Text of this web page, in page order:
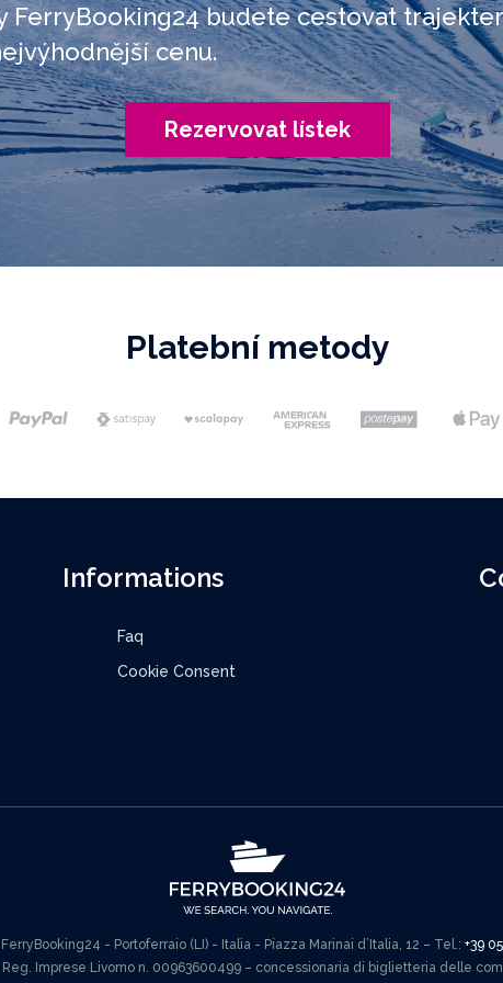
FerryBooking24 budete cestovat
cenu.
Rezervovat lístek
Platební metody
Informations
Faq
Cookie Consent
- Portoferraio (LI) - Italia - Piazza Marinai d’Italia, 12 – Tel.: +39
Reg. Imprese Livorno n. 00963600499 – concessionaria di biglietteria delle